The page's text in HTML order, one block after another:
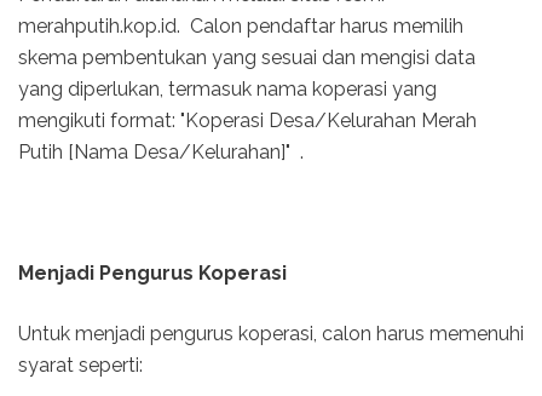
merahputih.kop.id. Calon pendaftar harus memilih
skema pembentukan yang sesuai dan mengisi data
yang diperlukan, termasuk nama koperasi yang
mengikuti format: "Koperasi Desa/Kelurahan Merah
Putih [Nama Desa/Kelurahan]" .
Menjadi Pengurus Koperasi
Untuk menjadi pengurus koperasi, calon harus memenuhi
syarat seperti: